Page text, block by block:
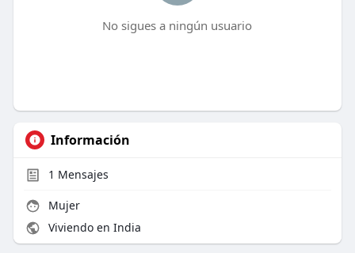
No sigues a ningún usuario
Información
1 Mensajes
Mujer
Viviendo en India